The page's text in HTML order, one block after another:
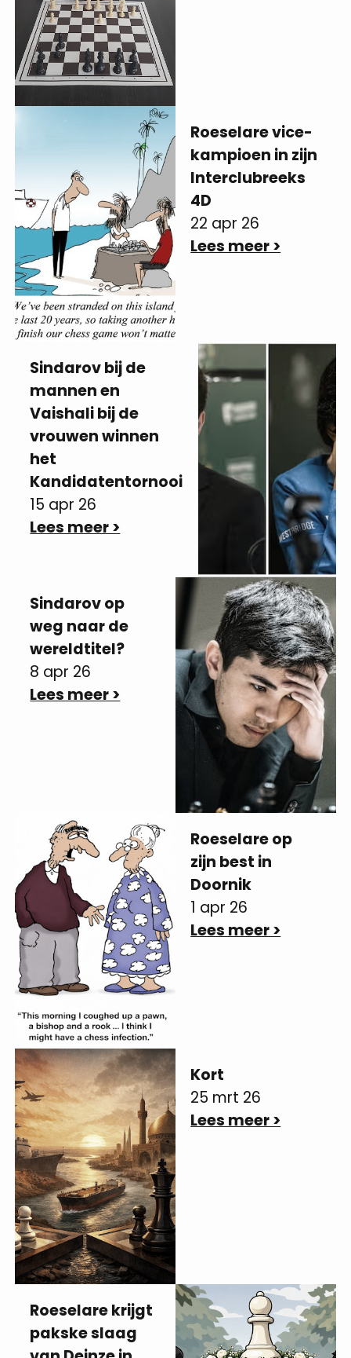
Roeselare vice-
kampioen in zijn
Interclubreeks
4D
22 apr 26
Lees meer >
Sindarov bij de
mannen en
Vaishali bij de
vrouwen winnen
het
Kandidatentornooi
15 apr 26
Lees meer >
Sindarov op
weg naar de
wereldtitel?
8 apr 26
Lees meer >
Roeselare op
zijn best in
Doornik
1 apr 26
Lees meer >
Kort
25 mrt 26
Lees meer >
Roeselare krijgt
pakske slaag